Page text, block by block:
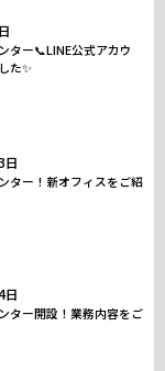
ター📞LINE公式アカウ
た✨
日
ター！新オフィスをご紹
日
ター開設！業務内容をご